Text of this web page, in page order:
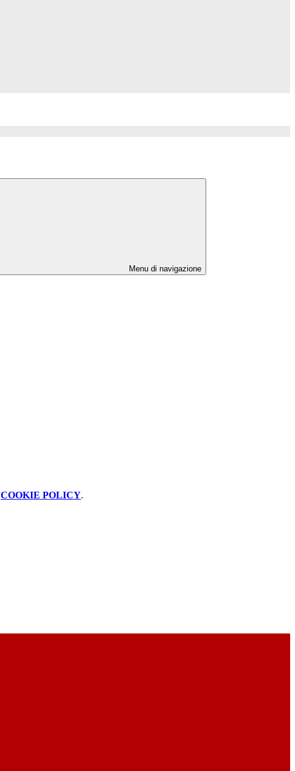
Menu di navigazione
COOKIE POLICY.